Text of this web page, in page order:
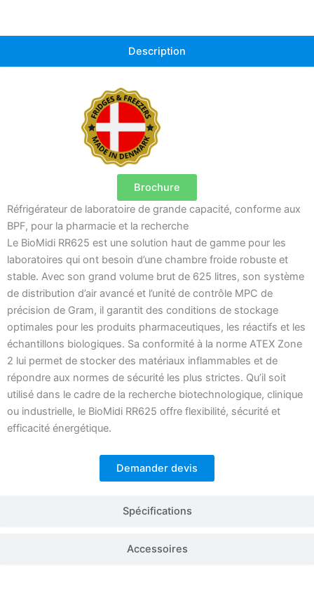
Description
Spécifications
Accessoires
Brochure
Réfrigérateur de laboratoire de grande capacité, conforme aux
BPF, pour la pharmacie et la recherche
Le BioMidi RR625 est une solution haut de gamme pour les
laboratoires qui ont besoin d’une chambre froide robuste et
stable. Avec son grand volume brut de 625 litres, son système
de distribution d’air avancé et l’unité de contrôle MPC de
précision de Gram, il garantit des conditions de stockage
optimales pour les produits pharmaceutiques, les réactifs et les
échantillons biologiques. Sa conformité à la norme ATEX Zone
2 lui permet de stocker des matériaux inflammables et de
répondre aux normes de sécurité les plus strictes. Qu’il soit
utilisé dans le cadre de la recherche biotechnologique, clinique
ou industrielle, le BioMidi RR625 offre flexibilité, sécurité et
efficacité énergétique.
Demander devis